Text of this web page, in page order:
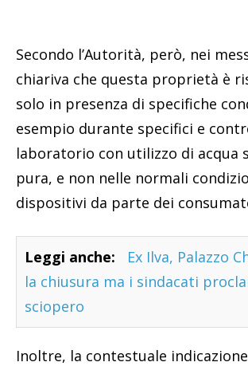
Secondo l’Autorità, però, nei
chiariva che questa proprietà è
solo in presenza di specifiche
esempio durante specifici e
laboratorio con utilizzo di acqua
pura, e non nelle normali
dispositivi da parte dei
Leggi anche:
Ex Ilva, Palazzo
la chiusura ma i sindacati
sciopero
Inoltre, la contestuale